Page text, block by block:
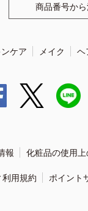
商品番号か
ケア メイク ヘ
報 化粧品の使用
用規約 ポイント